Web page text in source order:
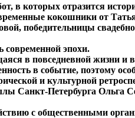
в которых отразится
кокошники от
победительницы
эпохи.
в повседневной жизни и
в событие, поэтому
и культурной
Санкт-Петербурга Ольга
с общественными